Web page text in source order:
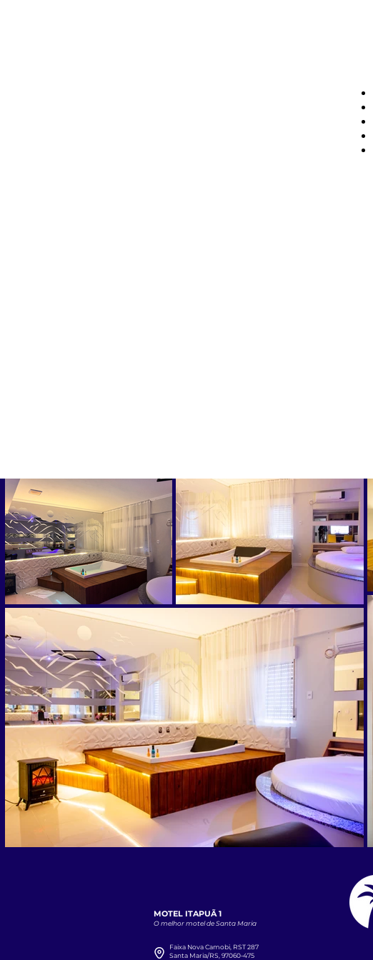
MOTEL ITAPUÃ 1
O melhor motel de Santa Maria
Faixa Nova Camobi, RST 287
Santa Maria/RS, 97060-475